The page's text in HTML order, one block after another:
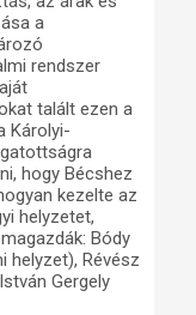
a
rendszer
talált ezen a
Károlyi-
hogy Bécshez
kezelte az
helyzetet,
Bódy
helyzet), Révész
Gergely